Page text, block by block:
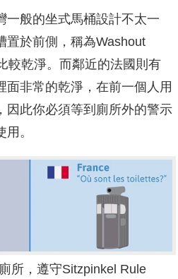
一般的坐式馬桶設計不太一
置於前側，稱為Washout
較乾淨。而鄰近的法國則有
面非常的乾淨，在前一個人用
因此你必須等到廁所外的警示
。
所，遵守Sitzpinkel Rule